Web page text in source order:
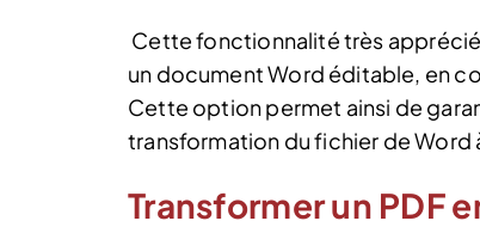
Cette fonctionnalité très
un document Word éditable, en
Cette option permet ainsi de
transformation du fichier de Word
Transformer un PDF